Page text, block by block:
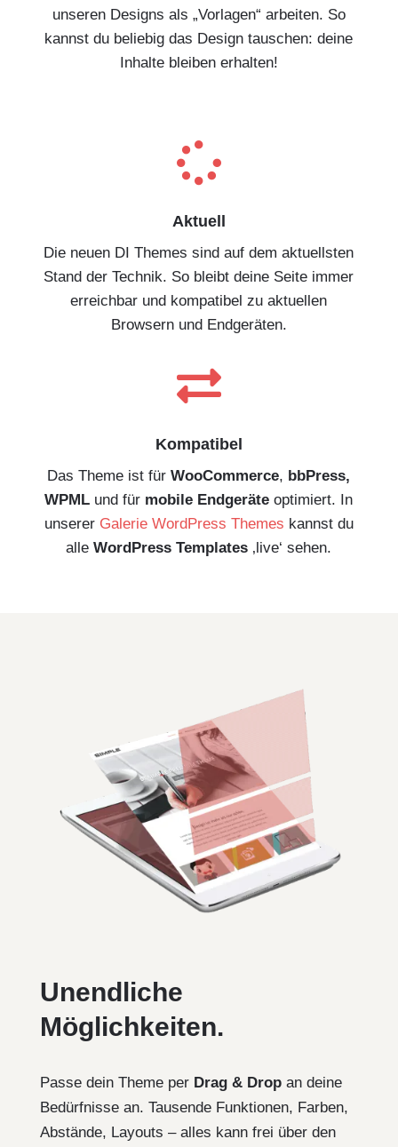
unseren Designs als „Vorlagen“ arbeiten. So
kannst du beliebig das Design tauschen: deine
Inhalte bleiben erhalten!

Aktuell
Die neuen DI Themes sind auf dem aktuellsten
Stand der Technik. So bleibt deine Seite immer
erreichbar und kompatibel zu aktuellen
Browsern und Endgeräten.

Kompatibel
Das Theme ist fürWooCommerce, bbPress,
WPML und für mobile Endgeräteoptimiert. In
unserer Galerie WordPress Themes kannst du
alleWordPress Templates ‚live‘ sehen.
Unendliche
Möglichkeiten.
Passe dein Theme per Drag & Dropan deine
Bedürfnisse an. Tausende Funktionen, Farben,
Abstände, Layouts – alles kann frei über den